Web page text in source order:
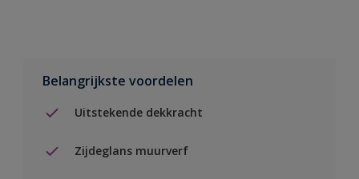
Belangrijkste voordelen
Uitstekende dekkracht
Zijdeglans muurverf